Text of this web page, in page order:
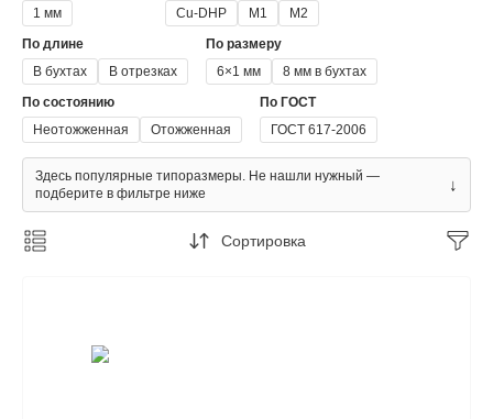
1 мм
Cu-DHP
М1
М2
По длине
В бухтах
В отрезках
По размеру
6×1 мм
8 мм в бухтах
По состоянию
Неотожженная
Отожженная
По ГОСТ
ГОСТ 617-2006
Здесь популярные типоразмеры. Не нашли нужный —
подберите в фильтре ниже
↓
Сортировка